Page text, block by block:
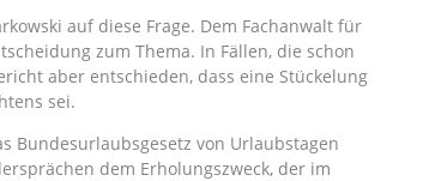
auf diese Frage. Dem Fachanwalt für
zum Thema. In Fällen, die schon
aber entschieden, dass eine Stückelung
sei.
Bundesurlaubsgesetz von Urlaubstagen
dem Erholungszweck, der im